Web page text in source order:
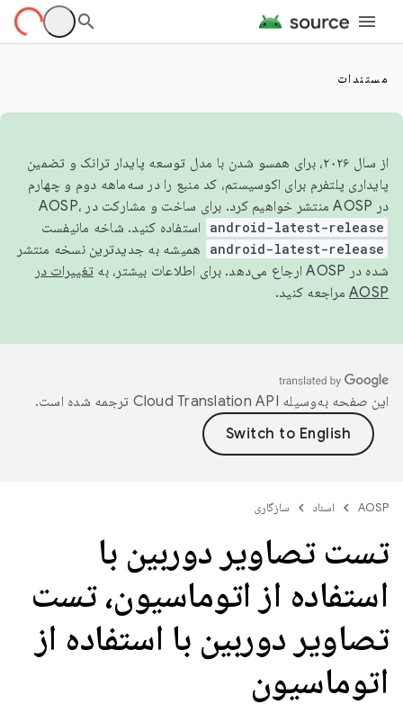
مستندات
از سال ۲۰۲۶، برای همسو شدن با مدل توسعه پایدار ترانک و تضمین
پایداری پلتفرم برای اکوسیستم، کد منبع را در سه‌ماهه دوم و چهارم
در AOSP منتشر خواهیم کرد. برای ساخت و مشارکت در AOSP،
android-latest-release استفاده کنید. شاخه مانیفست
android-latest-release
همیشه به جدیدترین نسخه منتشر
شده در AOSP ارجاع می‌دهد. برای اطلاعات بیشتر، به
تغییرات در
AOSP مراجعه کنید.
این صفحه به‌وسیله ترجمه شده است.
AOSP اسناد سازگاری
تست تصاویر دوربین با
استفاده از اتوماسیون، تست
تصاویر دوربین با استفاده از
اتوماسیون